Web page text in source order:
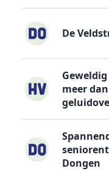
De
meer
Dongen